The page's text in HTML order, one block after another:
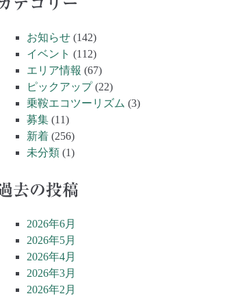
お知らせ (142)
イベント (112)
エリア情報 (67)
ピックアップ(22)
乗鞍エコツーリズム (3)
募集 (11)
新着 (256)
未分類 (1)
去の投稿
2026年6月
2026年5月
2026年4月
2026年3月
2026年2月